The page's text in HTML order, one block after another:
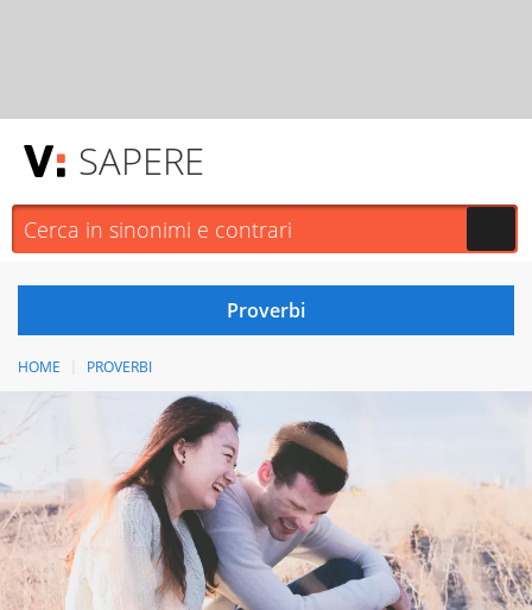
SAPERE
HOME PROVERBI